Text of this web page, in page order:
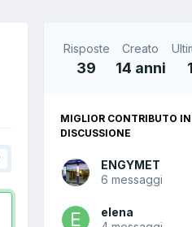
Risposte
39
Creato
14 anni
MIGLIOR CONTRIBUTO
DISCUSSIONE
ENGYMET
6 messaggi
elena